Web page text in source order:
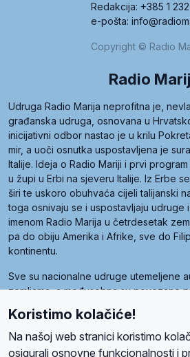
Redakcija: +385 1
e-pošta:
Copyright © Radio
Radio
Udruga Radio Marija neprofitna je,
građanska udruga, osnovana u
inicijativni odbor nastao je u krilu
mir, a uoči osnutka uspostavljena je
Italije. Ideja o Radio Mariji i prvi
u župi u Erbi na sjeveru Italije. Iz Erbe
širi te uskoro obuhvaća cijeli talijanski
toga osnivaju se i uspostavljaju udruge
imenom Radio Marija u četrdesetak
pa do obiju Amerika i Afrike, sve do
kontinentu.
Sve su nacionalne udruge utemeljene
zemljama, a međusobna su povezane
Radio Maria). Svjetsku obitelj utemeljilo
kojima je i hrvatska Udruga Radio Marija.
Koristimo kolačiće!
Na našoj web stranici koristimo
osigurali osnovne funkcionalnosti i